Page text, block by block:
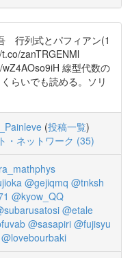
行列式とパフィアン(1
zanTRGENMl
線型代数の
らいでも読める。ソリ
(投稿一覧)
・ネットワーク (35)
@gejiqmq @tnksh
@kyow_QQ
@etale
@sasapiri @fujisyu
@lovebourbaki